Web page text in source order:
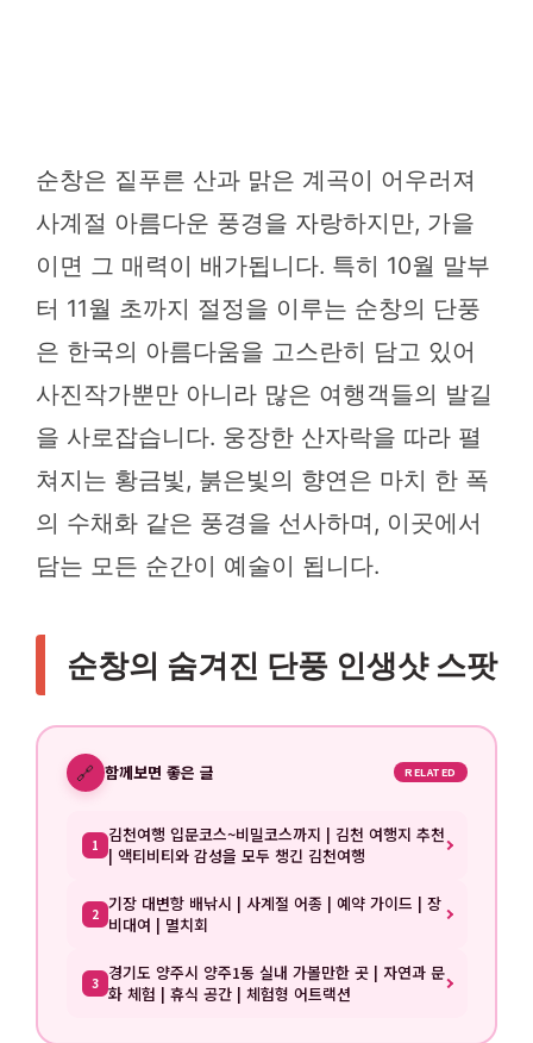
순창은 짙푸른 산과 맑은 계곡이 어우러져
사계절 아름다운 풍경을 자랑하지만, 가을
이면 그 매력이 배가됩니다. 특히 10월 말부
터 11월 초까지 절정을 이루는 순창의 단풍
은 한국의 아름다움을 고스란히 담고 있어
사진작가뿐만 아니라 많은 여행객들의 발길
을 사로잡습니다. 웅장한 산자락을 따라 펼
쳐지는 황금빛, 붉은빛의 향연은 마치 한 폭
의 수채화 같은 풍경을 선사하며, 이곳에서
담는 모든 순간이 예술이 됩니다.
순창의 숨겨진 단풍 인생샷 스팟
🔗 함께보면 좋은 글 RELATED
1 김천여행 입문코스~비밀코스까지 | 김천 여행지 추천
| 액티비티와 감성을 모두 챙긴 김천여행
2 기장 대변항 배낚시 | 사계절 어종 | 예약 가이드 | 장
비대여 | 멸치회
3 경기도 양주시 양주1동 실내 가볼만한 곳 | 자연과 문
화 체험 | 휴식 공간 | 체험형 어트랙션